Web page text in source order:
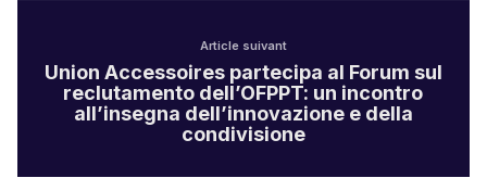
Article suivant
Union Accessoires partecipa al Forum sul
reclutamento dell’OFPPT: un incontro
all’insegna dell’innovazione e della
condivisione